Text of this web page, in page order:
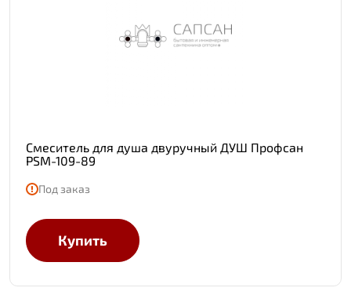
Смеситель для душа двуручный ДУШ Профсан
PSM-109-89
Под заказ
Купить